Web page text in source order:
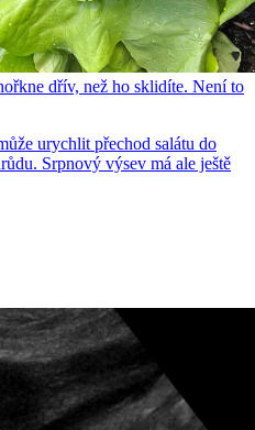
dřív, než ho sklidíte. Není to
urychlit přechod salátu do
Srpnový výsev má ale ještě